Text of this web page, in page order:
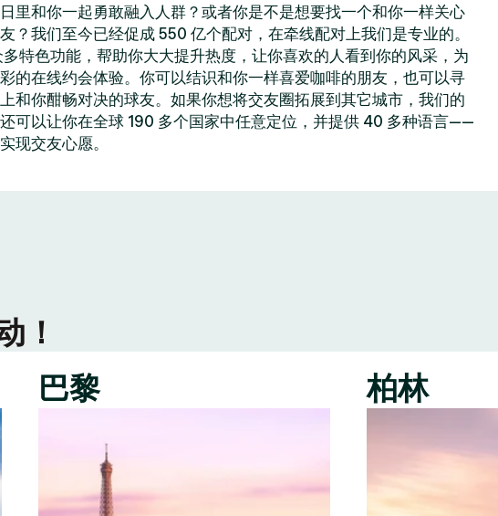
里和你一起勇敢融入人群？或者你是不是想要找一个和你一样关心
？我们至今已经促成 550 亿个配对，在牵线配对上我们是专业的。
特色功能，帮助你大大提升热度，让你喜欢的人看到你的风采，为
的在线约会体验。你可以结识和你一样喜爱咖啡的朋友，也可以寻
和你酣畅对决的球友。如果你想将交友圈拓展到其它城市，我们的
可以让你在全球 190 多个国家中任意定位，并提供 40 多种语言——
现交友心愿。
！
巴黎 柏林